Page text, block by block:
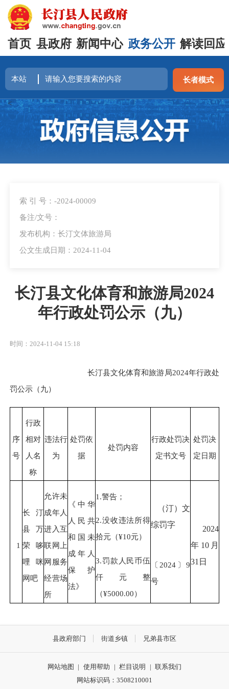
首页 县政府 新闻中心 政务公开 解读回应
长者模式
<
索 引 号：-2024-00009
备注/文号：
发布机构：长汀文体旅游局
公文生成日期：2024-11-04
长汀县文化体育和旅游局2024
年行政处罚公示（九）
时间：2024-11-04 15:18
长汀县文化体育和旅游局2024年行政处
罚公示（九）
序
号
行政
相对
人名
称
违法行
为
处罚依
据
处罚内容
行政处罚决
定书文号
处罚决
定日期
1
长汀
县万
荣哆
哩咪
网吧
允许未
成年人
进入互
联网上
网服务
经营场
所
《中华
人民共
和国未
成年人
保护
法》
1.警告；
2.没收违法所得
拾元（¥10元）
3.罚款人民币伍
仟元整
（¥5000.00）
（汀）文
综罚字
〔2024〕9
号
2024
年10月
31日
县政府部门 街道乡镇 兄弟县市区
网站地图 | 使用帮助 | 栏目说明 | 联系我们
网站标识码：3508210001